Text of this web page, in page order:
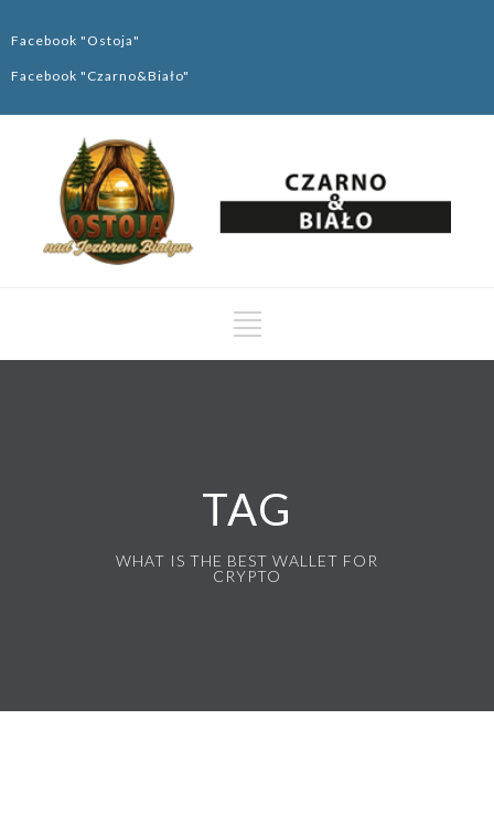
Facebook "Ostoja"
Facebook "Czarno&Biało"
TAG
WHAT IS THE BEST WALLET FOR
CRYPTO